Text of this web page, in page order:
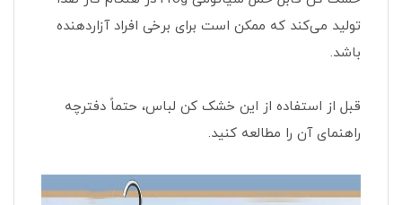
تولید می‌کند که ممکن است برای برخی افراد آزاردهنده
باشد.
قبل از استفاده از این خشک کن لباس، حتماً دفترچه
راهنمای آن را مطالعه کنید.